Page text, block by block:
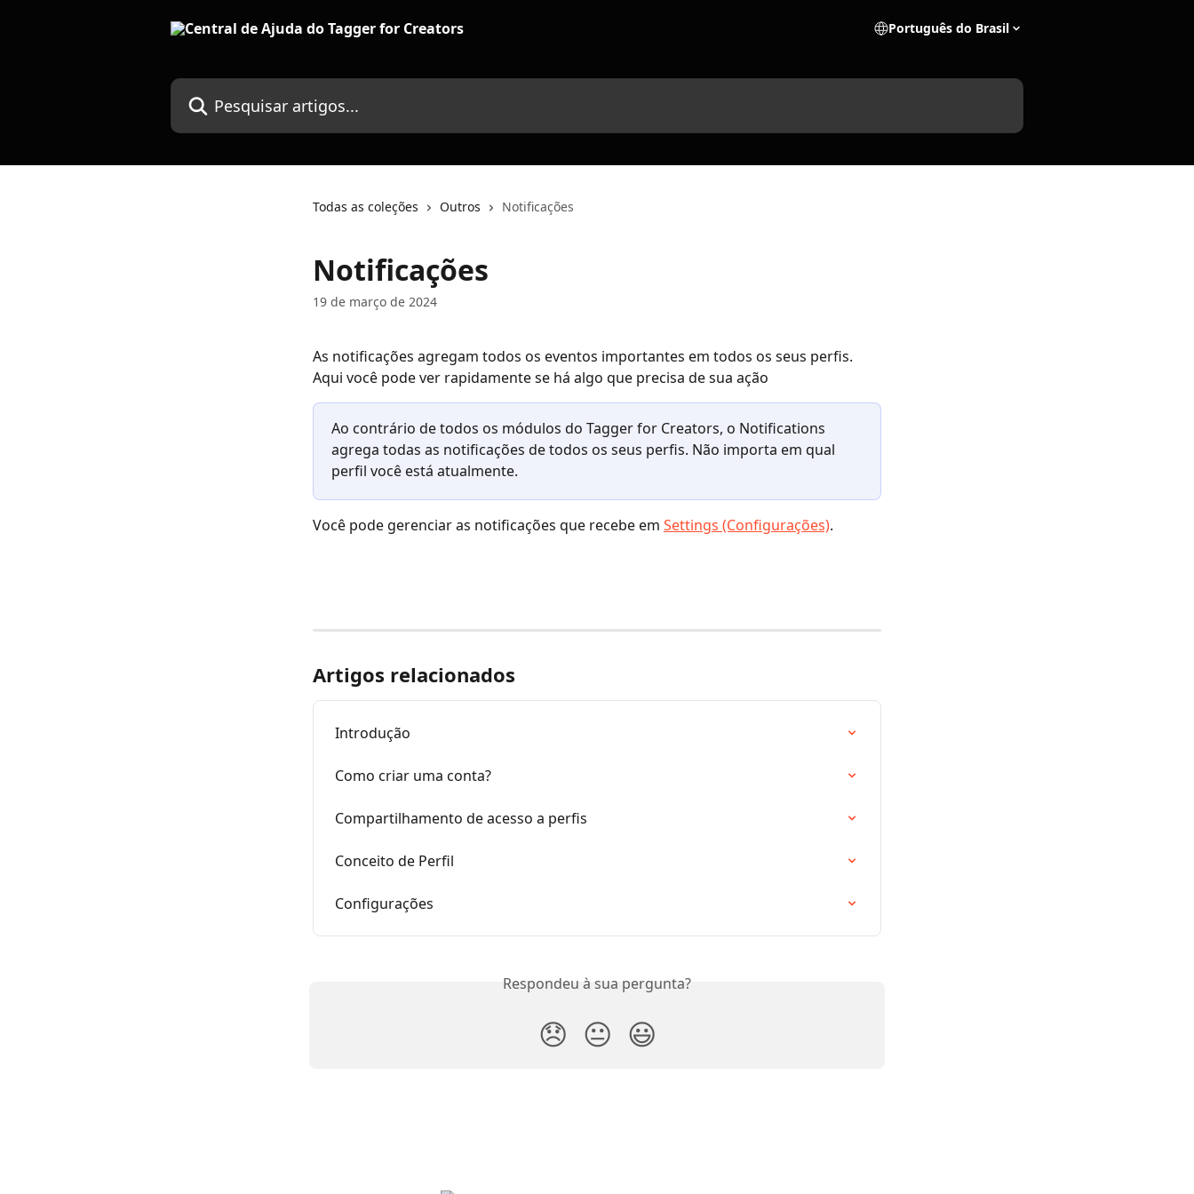
Português do Brasil
Pesquisar artigos...
Todas as coleções Outros Notificações
Notificações
19 de março de 2024
As notificações agregam todos os eventos importantes em todos os seus perfis.
Aqui você pode ver rapidamente se há algo que precisa de sua ação
Ao contrário de todos os módulos do Tagger for Creators, o Notifications
agrega todas as notificações de todos os seus perfis. Não importa em qual
perfil você está atualmente.
Você pode gerenciar as notificações que recebe em Settings (Configurações).
Artigos relacionados
Introdução
Como criar uma conta?
Compartilhamento de acesso a perfis
Conceito de Perfil
Configurações
Respondeu à sua pergunta?
😞 😐 😃